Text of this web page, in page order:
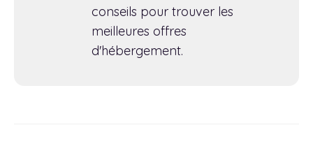
conseils pour trouver les
meilleures offres
d'hébergement.